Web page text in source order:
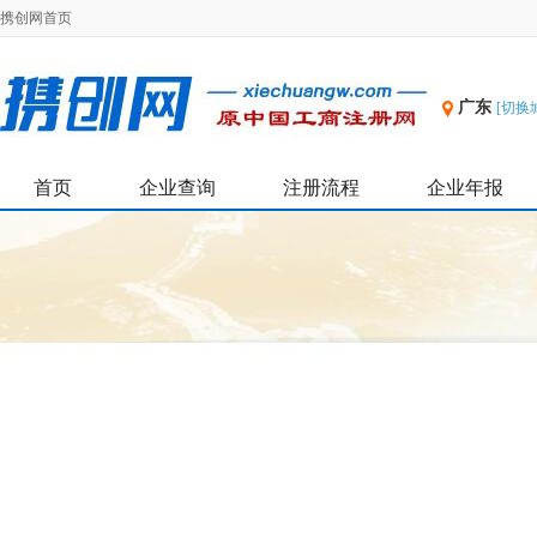
携创网首页
广东 [切换
首页 企业查询 注册流程 企业年报